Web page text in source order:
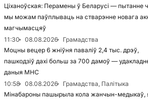
Ціханоўская: Перамены ў Беларусі — пытанне
мы можам паўплываць на стварэнне новага
магчымасцяў
11:30
08.08.2026
Грамадства
Моцны вецер 6 жніўня паваліў 2,4 тыс. дрэў,
пашкодзіў дахі больш за 700 дамоў —
даныя МНС
10:58
08.08.2026
Грамадства, Палітыка
Мінабароны пашырыла кола жанчын-медыкаў,